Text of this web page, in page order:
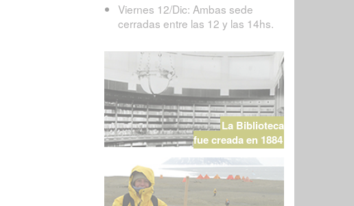
Viernes 12/Dic: Ambas sede
cerradas entre las 12 y las 14hs.
La Biblioteca
fue creada en 1884